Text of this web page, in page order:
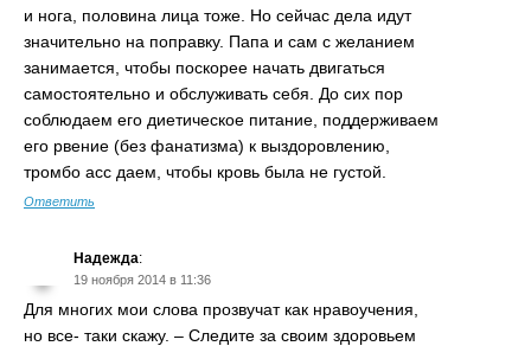
и нога, половина лица тоже. Но сейчас дела идут
значительно на поправку. Папа и сам с желанием
занимается, чтобы поскорее начать двигаться
самостоятельно и обслуживать себя. До сих пор
соблюдаем его диетическое питание, поддерживаем
его рвение (без фанатизма) к выздоровлению,
тромбо асс даем, чтобы кровь была не густой.
Ответить
Надежда:
19 ноября 2014 в 11:36
Для многих мои слова прозвучат как нравоучения,
но все- таки скажу. – Следите за своим здоровьем